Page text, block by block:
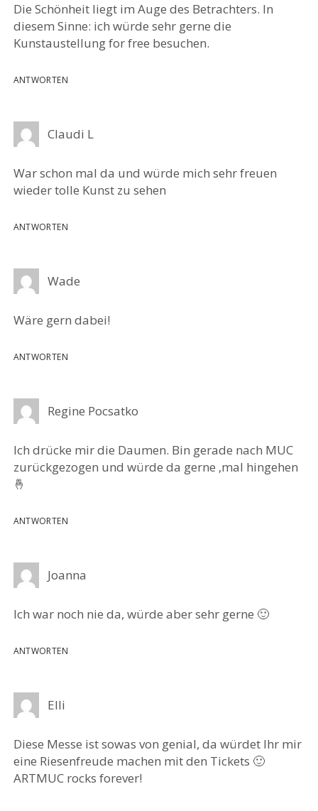
Die Schönheit liegt im Auge des Betrachters. In
diesem Sinne: ich würde sehr gerne die
Kunstaustellung for free besuchen.
ANTWORTEN
Claudi L
War schon mal da und würde mich sehr freuen
wieder tolle Kunst zu sehen
ANTWORTEN
Wade
Wäre gern dabei!
ANTWORTEN
Regine Pocsatko
Ich drücke mir die Daumen. Bin gerade nach MUC
zurückgezogen und würde da gerne ‚mal hingehen
🤞
ANTWORTEN
Joanna
Ich war noch nie da, würde aber sehr gerne 🙂
ANTWORTEN
Elli
Diese Messe ist sowas von genial, da würdet Ihr mir
eine Riesenfreude machen mit den Tickets 🙂
ARTMUC rocks forever!